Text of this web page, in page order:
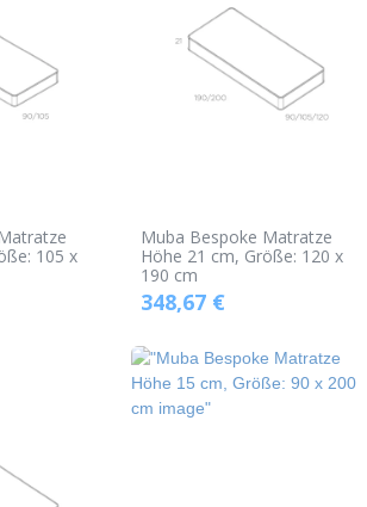
105 x
Muba Bespoke Matratze
Höhe 21 cm, Größe: 120 x
190 cm
348,67€